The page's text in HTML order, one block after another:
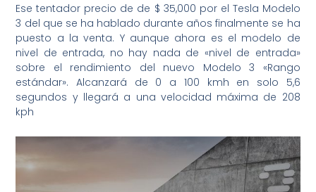
Ese tentador precio de de $ 35,000 por el Tesla Modelo
3 del que se ha hablado durante años finalmente se ha
puesto a la venta. Y aunque ahora es el modelo de
nivel de entrada, no hay nada de «nivel de entrada»
sobre el rendimiento del nuevo Modelo 3 «Rango
estándar». Alcanzará de 0 a 100 kmh en solo 5,6
segundos y llegará a una velocidad máxima de 208
kph